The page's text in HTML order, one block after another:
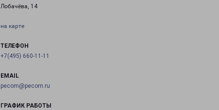
Лобачёва, 14
на карте
ТЕЛЕФОН
+7(495) 660-11-11
EMAIL
pecom@pecom.ru
ГРАФИК РАБОТЫ